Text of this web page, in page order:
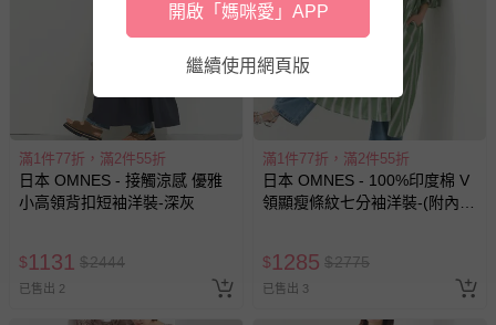
滿1件77折，滿2件55折
日本 OMNES - 接觸涼感 優雅
小高領背扣短袖洋裝-深灰
$1131 $2444
已售出 2
滿1件77折，滿2件55折
日本 OMNES - 100%印度棉 V
領顯瘦條紋七分袖洋裝-(附內
$1285 $2775
已售出 3
開啟「媽咪愛」APP
繼續使用網頁版